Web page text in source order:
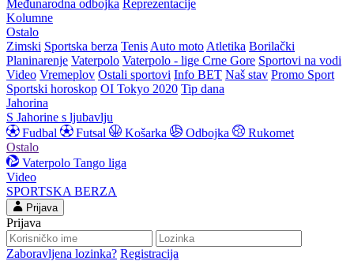
Međunarodna odbojka Reprezentacije
Kolumne
Ostalo
Zimski Sportska berza Tenis Auto moto Atletika Borilački
Planinarenje Vaterpolo Vaterpolo - lige Crne Gore Sportovi na vodi
Video Vremeplov Ostali sportovi Info BET Naš stav Promo Sport
Sportski horoskop OI Tokyo 2020 Tip dana
Jahorina
S Jahorine s ljubavlju
Fudbal
Futsal Košarka Odbojka
Rukomet
Ostalo
Vaterpolo Tango liga
Video
SPORTSKA BERZA
Prijava
Prijava
Zaboravljena lozinka? Registracija